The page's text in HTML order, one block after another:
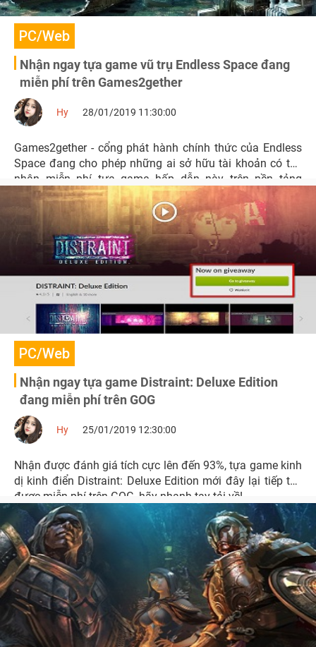
PC/Web
Nhận ngay tựa game vũ trụ Endless Space đang
miễn phí trên Games2gether
Hy 28/01/2019 11:30:00
Games2gether - cổng phát hành chính thức của Endless
Space đang cho phép những ai sở hữu tài khoản có thể
nhận miễn phí tựa game hấp dẫn này trên nền tảng
Steam.
PC/Web
Nhận ngay tựa game Distraint: Deluxe Edition
đang miễn phí trên GOG
Hy 25/01/2019 12:30:00
Nhận được đánh giá tích cực lên đến 93%, tựa game kinh
dị kinh điển Distraint: Deluxe Edition mới đây lại tiếp tục
được miễn phí trên GOG, hãy nhanh tay tải về!